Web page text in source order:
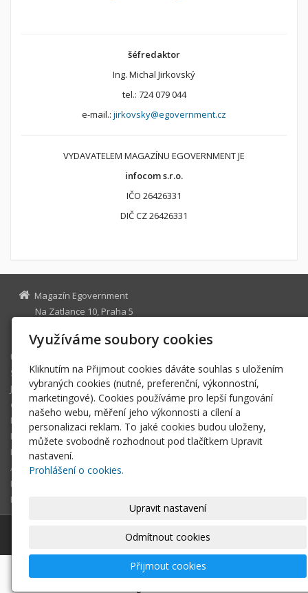
šéfredaktor
Ing. Michal Jirkovský
tel.: 724 079 044
e-mail.: jirkovsky@egovernment.cz
VYDAVATELEM MAGAZÍNU EGOVERNMENT JE
infocom s.r.o.
IČO 26426331
DIČ CZ 26426331
Magazín Egovernment
Na Zatlance 10, Praha 5
egovernment@egovernment.cz
Úvodní stránka
STUDIO
JIHLAVA
eOSOBNOST
ROK INFORMATIKY
MIKULOV
EGOVERNMENT THE BEST
ARCHIV MAGAZÍNU
DOTAZ
REGISTRACE ČTENÁŘE
Magazín Egovernment|Mapa webu
s AI,
Využíváme soubory cookies
Kliknutím na Přijmout cookies dáváte souhlas s uložením
vybraných cookies (nutné, preferenční, výkonnostní,
marketingové). Cookies používáme pro lepší fungování
našeho webu, měření jeho výkonnosti a cílení a
personalizaci reklam. To jaké cookies budou uloženy,
můžete svobodně rozhodnout pod tlačítkem Upravit
nastavení.
Prohlášení o cookies.
Upravit nastavení
Odmítnout cookies
Přijmout cookies